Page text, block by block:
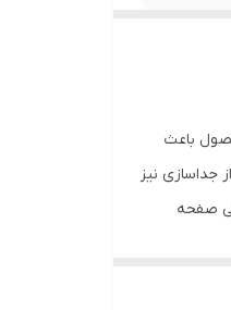
باعث
نیز
صفحه